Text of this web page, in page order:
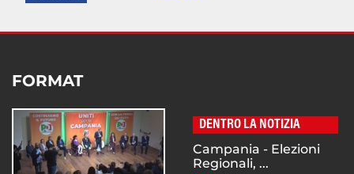
FORMAT
DENTRO LA NOTIZIA
Campania - Elezioni
Regionali, ...